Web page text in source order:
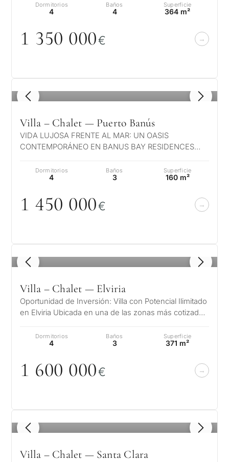
Dormitorios
4
Baños
4
Superficie
364 m²
1 350 000€
1 / 8
Villa – Chalet — Puerto Banús
VIDA LUJOSA FRENTE AL MAR: UN OASIS
CONTEMPORÁNEO EN BANUS BAY RESIDENCES
Residences, es…
Dormitorios
4
Baños
3
Superficie
160 m²
1 450 000€
1 / 8
Villa – Chalet — Elviria
Oportunidad de Inversión: Villa con Potencial Ilimitado
en Elviria Ubicada en una de las zonas más cotizadas
Dormitorios
4
Baños
3
Superficie
371 m²
1 600 000€
1 / 6
Villa – Chalet — Santa Clara